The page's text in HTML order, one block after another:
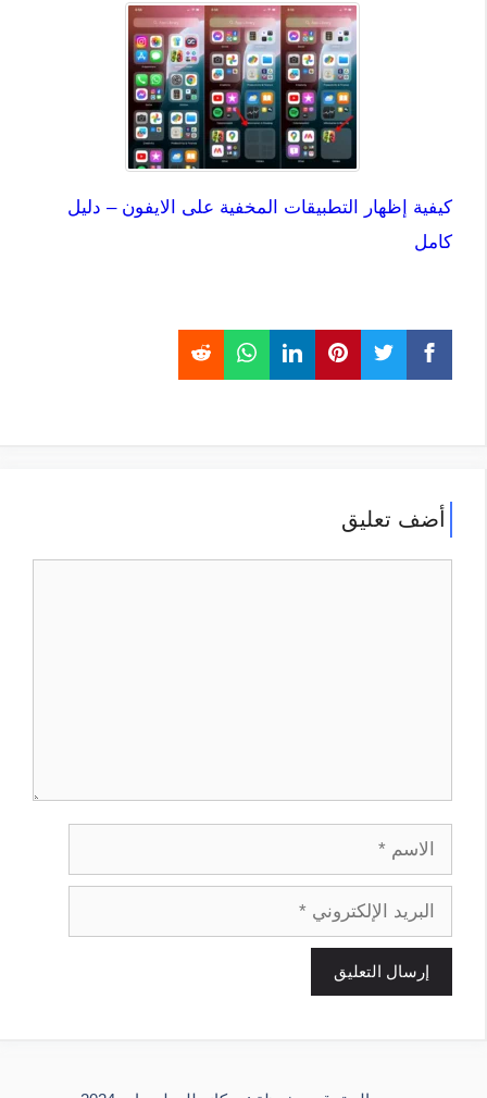
كيفية إظهار التطبيقات المخفية على الايفون – دليل
كامل
أضف تعليق
الاسم
البريد
الإلكتروني